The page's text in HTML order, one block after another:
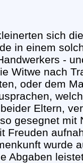
sich
in einem
-
Witwe nach
oder dem
Eltern,
gesegnet mit
Freuden
wurde
Abgaben